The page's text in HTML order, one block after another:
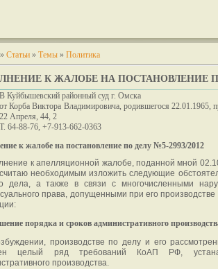
» Статьи » Темы » Политика
К ЖАЛОБЕ НА ПОСТАНОВЛЕНИЕ ПО
В Куйбышевский районный суд г. Омска
от Корба Виктора Владимировича, родившегося 22.01.1965,
22 Апреля, 44, 2
Т. 64-88-76, +7-913-662-0363
к жалобе на постановление по делу №5-2993/2012
к апелляционной жалобе, поданной мной
необходимым изложить следующие
дела, а также в связи с многочисленными
права, допущенными при его
порядка и сроков административного
производстве по делу и его
целый ряд требований КоАП РФ,
производства.